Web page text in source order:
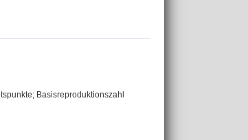
Basisreproduktionszahl